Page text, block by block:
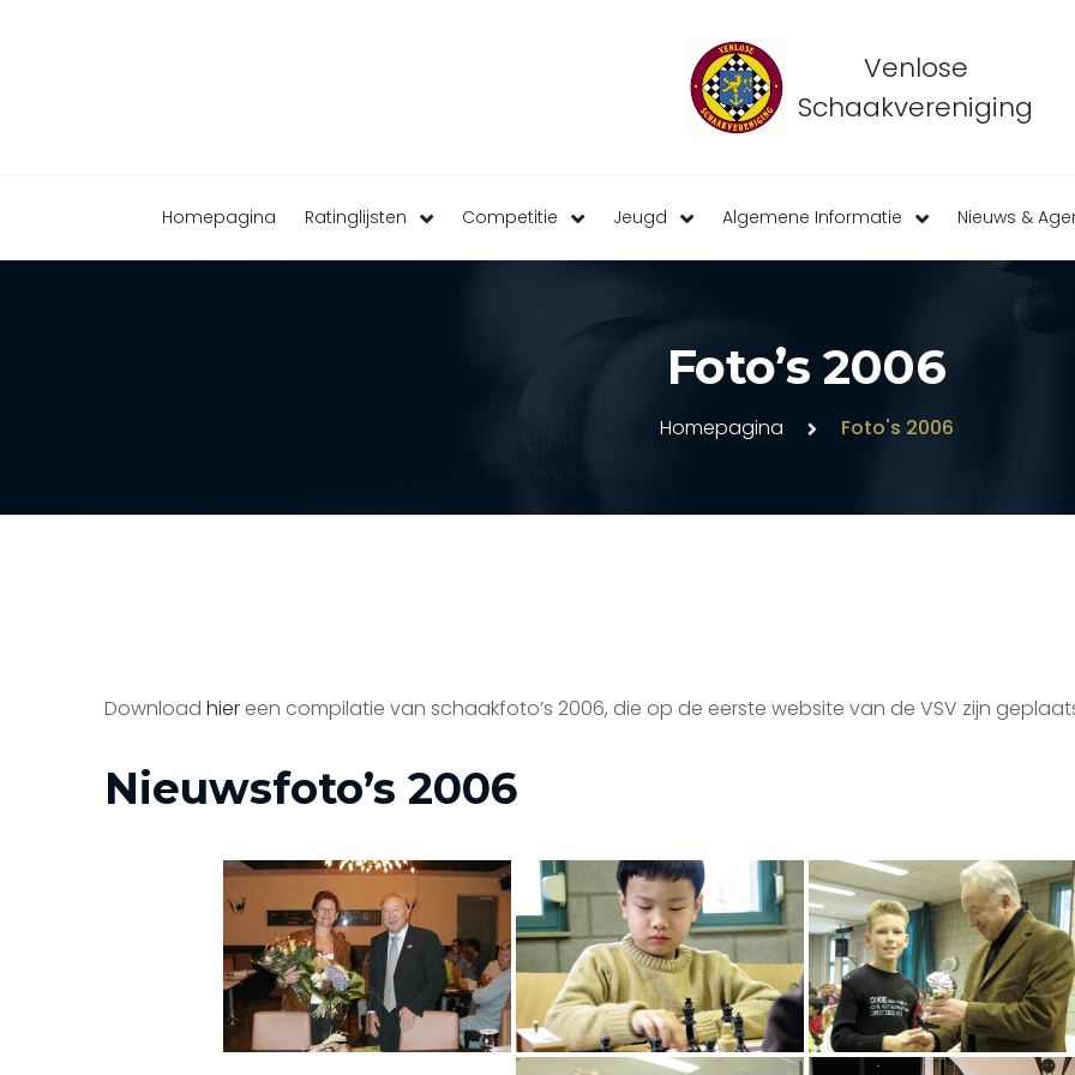
Venlose
Schaakvereniging
Homepagina Ratinglijsten Competitie Jeugd Algemene Informatie Nieuws &
Foto’s 2006
Homepagina Foto's 2006
Download hier een compilatie van schaakfoto’s 2006, die op de eerste website van de VSV zijn
Nieuwsfoto’s 2006